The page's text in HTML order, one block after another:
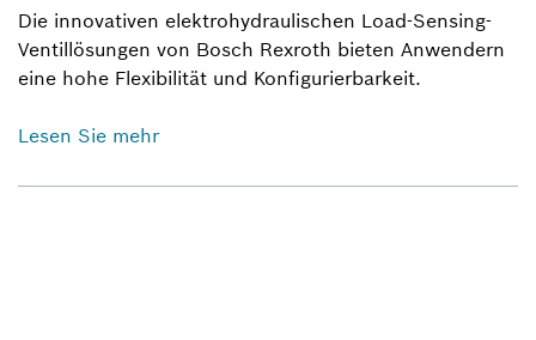
Die innovativen elektrohydraulischen Load-Sensing-
Ventillösungen von Bosch Rexroth bieten Anwendern
eine hohe Flexibilität und Konfigurierbarkeit.
Lesen Sie mehr